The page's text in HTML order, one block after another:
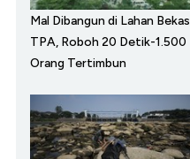
Mal Dibangun di Lahan Bekas
TPA, Roboh 20 Detik-1.500
Orang Tertimbun